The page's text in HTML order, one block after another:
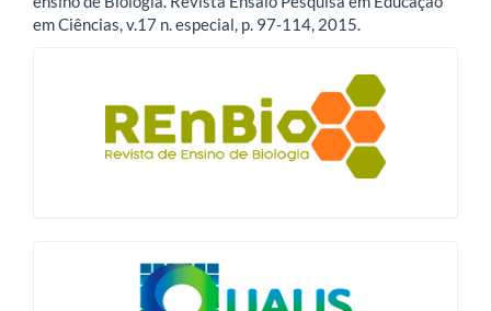
em Ciências, v.17 n. especial, p. 97-114, 2015.